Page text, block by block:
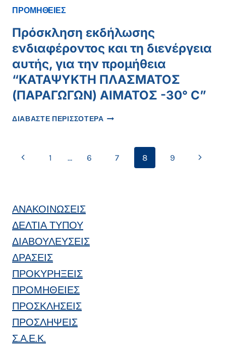
ΣΥΝΈΠΕΙΕΣ
ΥΛΙΚΏΝ”
ΠΡΟΜΗΘΕΙΕΣ
Πρόσκληση εκδήλωσης
ενδιαφέροντος και τη διενέργεια
αυτής, για την προμήθεια
“ΚΑΤΑΨΥΚΤΗ ΠΛΑΣΜΑΤΟΣ
(ΠΑΡΑΓΩΓΩΝ) ΑΙΜΑΤΟΣ -30° C”
ΔΙΑΒΑΣΤΕ ΠΕΡΙΣΣΟΤΕΡΑ ΠΡΌΣΚΛΗΣΗ
ΔΙΕΝΈΡΓΕΙΑ
Page
Previous1 … 6 7 8 9
Next
ΑΝΑΚΟΙΝΩΣΕΙΣ
ΔΕΛΤΙΑ ΤΥΠΟΥ
ΔΙΑΒΟΥΛΕΥΣΕΙΣ
ΔΡΑΣΕΙΣ
ΠΡΟΚΥΡΗΞΕΙΣ
ΠΡΟΜΗΘΕΙΕΣ
ΠΡΟΣΚΛΗΣΕΙΣ
ΠΡΟΣΛΗΨΕΙΣ
Σ.Α.Ε.Κ.